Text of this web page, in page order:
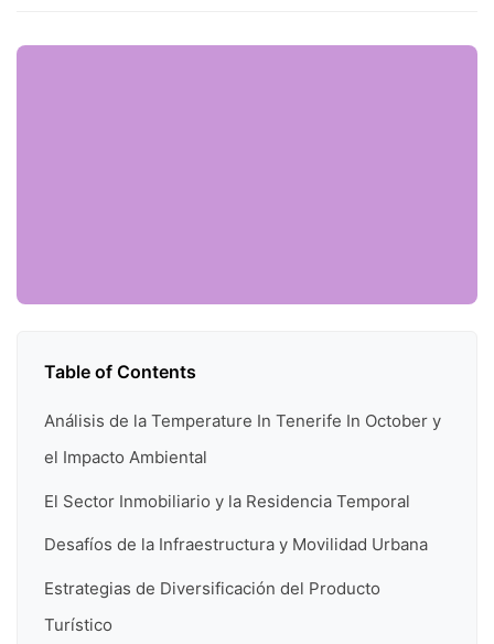
Table of Contents
Análisis de la Temperature In Tenerife In October y
el Impacto Ambiental
El Sector Inmobiliario y la Residencia Temporal
Desafíos de la Infraestructura y Movilidad Urbana
Estrategias de Diversificación del Producto
Turístico